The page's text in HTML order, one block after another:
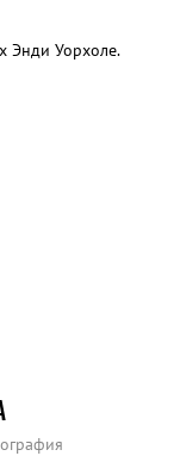
Энди Уорхоле.